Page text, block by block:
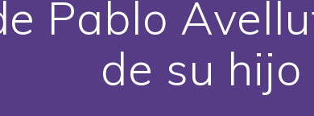
Pablo
de su hijo